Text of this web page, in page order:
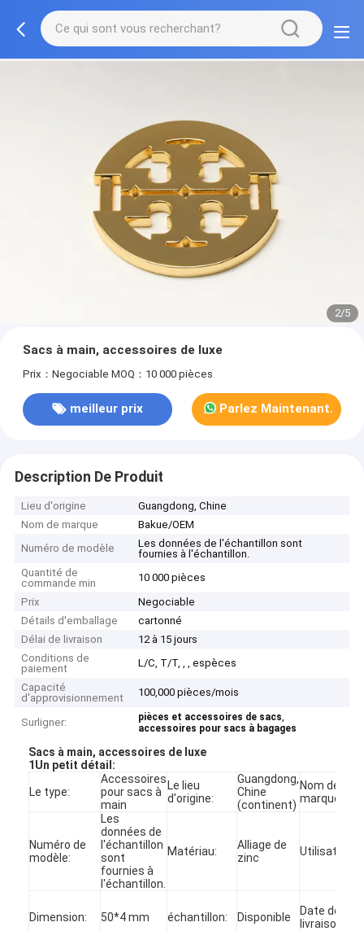
2/5
Sacs à main, accessoires de luxe
Prix：Negociable MOQ：10 000 pièces
meilleur prix Parlez Maintenant.
Description De Produit
Lieu d'origine
Guangdong, Chine
Nom de marque
Bakue/OEM
Numéro de modèle
Les données de l'échantillon sont
fournies à l'échantillon.
Quantité de
commande min
10 000 pièces
Prix
Negociable
Détails d'emballage
cartonné
Délai de livraison
12 à 15 jours
Conditions de
paiement
L/C, T/T, , , espèces
Capacité
d'approvisionnement
100,000 pièces/mois
Surligner: pièces et accessoires de sacs,
accessoires pour sacs à bagages
Sacs à main, accessoires de luxe
1Un petit détail:
Le type:
Accessoires
pour sacs à
main
Le lieu
d'origine:
Guangdong,
Chine
(continent)
Nom de
marque:
Numéro de
modèle:
Les
données de
l'échantillon
sont
fournies à
l'échantillon.
Matériau:
Alliage de
zinc
Utilisation:
Dimension: 50*4 mm échantillon: Disponible
Date de
livraison: